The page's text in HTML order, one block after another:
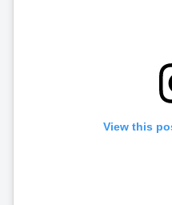
View this